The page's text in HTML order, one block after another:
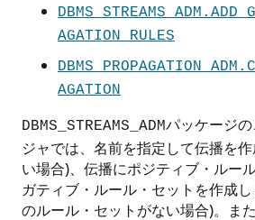
AGATION_RULES
AGATION
DBMS_STREAMS_ADMパッケージ
ジャでは、名前を指定して伝播を
い場合)、伝播にポジティブ・ルー
ガティブ・ルール・セットを作成
のルール・セットがない場合)。ま